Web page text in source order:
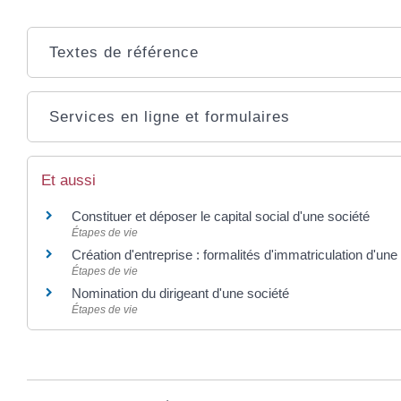
Textes de référence
Services en ligne et formulaires
Et aussi
Constituer et déposer le capital social d'une société
Étapes de vie
Création d'entreprise : formalités d'immatriculation
Étapes de vie
Nomination du dirigeant d'une société
Étapes de vie